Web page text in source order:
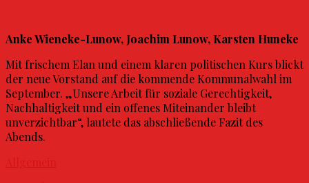
Anke Wieneke-Lunow, Joachim Lunow, Karsten Huneke
Mit frischem Elan und einem klaren politischen Kurs blickt
der neue Vorstand auf die kommende Kommunalwahl im
September. „Unsere Arbeit für soziale Gerechtigkeit,
Nachhaltigkeit und ein offenes Miteinander bleibt
unverzichtbar“, lautete das abschließende Fazit des
Abends.